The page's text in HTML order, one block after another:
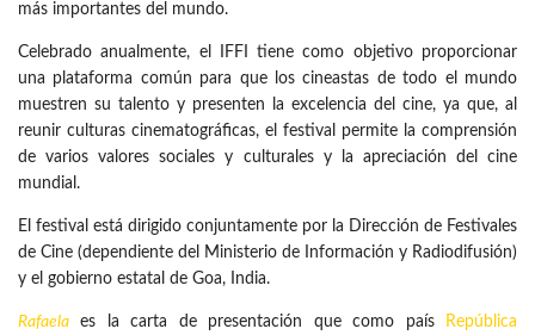
más importantes del mundo.
Celebrado anualmente, el IFFI tiene como objetivo proporcionar
una plataforma común para que los cineastas de todo el mundo
muestren su talento y presenten la excelencia del cine, ya que, al
reunir culturas cinematográficas, el festival permite la comprensión
de varios valores sociales y culturales y la apreciación del cine
mundial.
El festival está dirigido conjuntamente por la Dirección de Festivales
de Cine (dependiente del Ministerio de Información y Radiodifusión)
y el gobierno estatal de Goa, India.
Rafaela es la carta de presentación que como país
República